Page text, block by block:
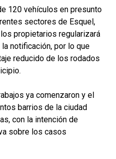
120 vehículos en presunto
sectores de Esquel,
propietarios regularizará
notificación, por lo que
reducido de los rodados
ya comenzaron y el
barrios de la ciudad
con la intención de
sobre los casos